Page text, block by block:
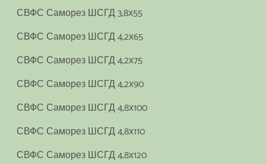
СВФС Саморез ШСГД 3,8х55
СВФС Саморез ШСГД 4,2х65
СВФС Саморез ШСГД 4,2х75
СВФС Саморез ШСГД 4,2х90
СВФС Саморез ШСГД 4,8х100
СВФС Саморез ШСГД 4,8х110
СВФС Саморез ШСГД 4,8х120